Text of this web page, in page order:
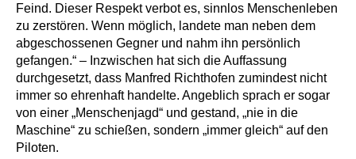
Feind. Dieser Respekt verbot es, sinnlos Menschenleben
zu zerstören. Wenn möglich, landete man neben dem
abgeschossenen Gegner und nahm ihn persönlich
gefangen.“ – Inzwischen hat sich die Auffassung
durchgesetzt, dass Manfred Richthofen zumindest nicht
immer so ehrenhaft handelte. Angeblich sprach er sogar
von einer „Menschenjagd“ und gestand, „nie in die
Maschine“ zu schießen, sondern „immer gleich“ auf den
Piloten.